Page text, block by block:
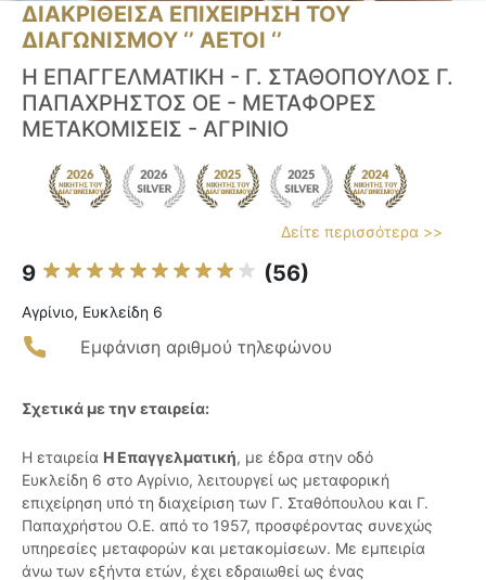
ΔΙΑΚΡΙΘΕΙΣΑ ΕΠΙΧΕΙΡΗΣΗ ΤΟΥ
ΔΙΑΓΩΝΙΣΜΟΥ ‘’ ΑΕΤΟΙ ‘’
H ΕΠΑΓΓΕΛΜΑΤΙΚΗ - Γ. ΣΤΑΘΟΠΟΥΛΟΣ Γ.
ΠΑΠΑΧΡΗΣΤΟΣ ΟΕ - ΜΕΤΑΦΟΡΕΣ
ΜΕΤΑΚΟΜΙΣΕΙΣ - ΑΓΡΙΝΙΟ
Δείτε περισσότερα >>
9 (56)
Αγρίνιο, Ευκλείδη 6
Εμφάνιση αριθμού τηλεφώνου
Σχετικά με την εταιρεία:
Η εταιρεία Η Επαγγελματική, με έδρα στην οδό
Ευκλείδη 6 στο Αγρίνιο, λειτουργεί ως μεταφορική
επιχείρηση υπό τη διαχείριση των Γ. Σταθόπουλου και Γ.
Παπαχρήστου Ο.Ε. από το 1957, προσφέροντας συνεχώς
υπηρεσίες μεταφορών και μετακομίσεων. Με εμπειρία
άνω των εξήντα ετών, έχει εδραιωθεί ως ένας